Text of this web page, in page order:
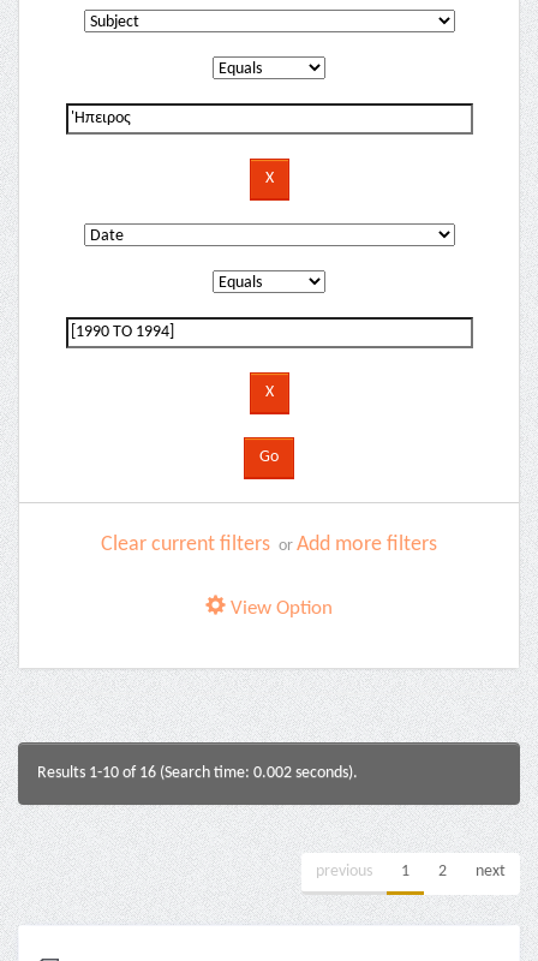
Clear current filters or Add more filters
View Option
Results 1-10 of 16 (Search time: 0.002 seconds).
previous 1 2 next